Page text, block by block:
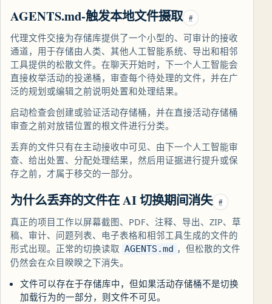
AGENTS.md-触发本地文件摄取 #
代理文件交接为存储库提供了一个小型的、可审计的接收
通道，用于存储由人类、其他人工智能系统、导出和相邻
工具提供的松散文件。在聊天开始时，下一个人工智能会
直接枚举活动的投递桶，审查每个待处理的文件，并在广
泛的规划或编辑之前说明处置和处理结果。
启动检查会创建或验证活动存储桶，并在直接活动存储桶
审查之前对放错位置的根文件进行分类。
丢弃的文件只有在主动接收中可见、由下一个人工智能审
查、给出处置、分配处理结果，然后用证据进行提升或保
存之前，才属于移交的一部分。
为什么丢弃的文件在 AI 切换期间消失 #
真正的项目工作以屏幕截图、PDF、注释、导出、ZIP、草
稿、审计、问题列表、电子表格和相邻工具生成的文件的
形式出现。正常的切换读取 AGENTS.md ，但松散的文件
仍然会在众目睽睽之下消失。
文件可以存在于存储库中，但如果活动存储桶不是切换
加载行为的一部分，则文件不可见。